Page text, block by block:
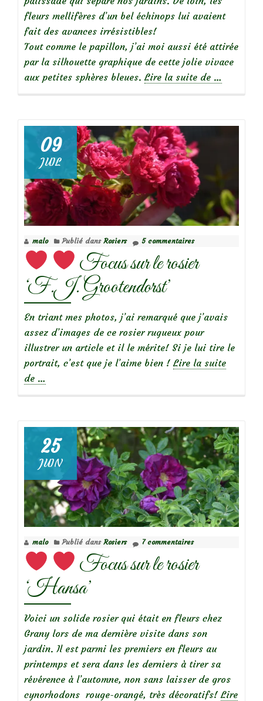
fleurs mellifères d’un bel échinops lui avaient
fait des avances irrésistibles!
Tout comme le papillon, j’ai moi aussi été attirée
par la silhouette graphique de cette jolie vivace
aux petites sphères bleues. Lire la suite de …
09
JUIL
malo Publié dans Rosiers 5 commentaires
Focus sur le rosier
‘F.J. Grootendorst’
En triant mes photos, j’ai remarqué que j’avais
assez d’images de ce rosier rugueux pour
illustrer un article et il le mérite! Si je lui tire le
portrait, c’est que je l’aime bien ! Lire la suite
de
Focus
sur
le
rosier
‘F.J.
Grootendorst’
…
25
JUIN
malo Publié dans Rosiers 7 commentaires
Focus sur le rosier
‘Hansa’
Voici un solide rosier qui était en fleurs chez
Grany lors de ma dernière visite dans son
jardin. Il est parmi les premiers en fleurs au
printemps et sera dans les derniers à tirer sa
révérence à l’automne, non sans laisser de gros
cynorhodons rouge-orangé, très décoratifs! Lire